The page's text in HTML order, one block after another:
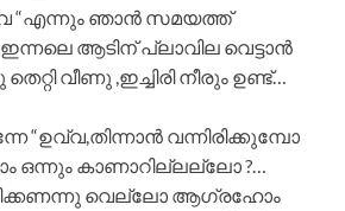
“എന്നും ഞാൻ സമയത്ത്
ആടിന്‌ പ്ലാവില വെട്ടാൻ
വീണു ,ഇച്ചിരി നീരും ഉണ്ട്…
“ഉവ്വ,തിന്നാൻ വന്നിരിക്കുമ്പോ
ഒന്നും കാണാറില്ലല്ലോ ?…
വെല്ലോ ആഗ്രഹോം